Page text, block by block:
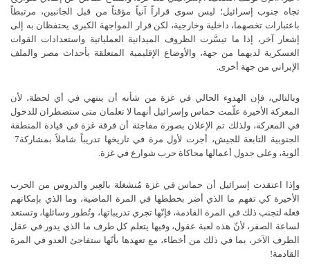
تجاه جنوب إسرائيل؛ ليس سوى قراراً آنياً مؤقتاً من قبل الجانبين، مرتبطاً
باعتبارات تخصهما، داخلية وخارجية، لكن قرار المواجهة الكبرى يحتفظان به إلى
إشعار
آخر، إذا ما تيسَّرت الظروف الميدانية العملياتية واستعدادات القوات
العسكرية لديهما من جهة، والأوضاع الإقليمية المتعلقة بأحداث مصر
والملف
الإيراني من جهة أخرى
وبالتالي، فإن الهدوء الحالي في غزة من شأنه أن ينتهي في أي لحظة، لأن
المعركة الأخيرة علّمت حماس وإسرائيل أنهما لا تعلمان متى ستضطران للدخول
في
المعركة، ولذلك تم الإعلان بصورة مفاجئة أن فرقة غزة في قيادة
المنطقة
الجنوبية
التابعة للجيش، أجرت لأول مرة في تاريخها تدريباً شاملاً بمشاركة7
ألوية، وعلى جدول أعمالها محاكاة حرب شوارع في غزة.
وإذا اعتقدت إسرائيل أن حماس في غزة مُنشغلة بالعِبر والدروس من
الحرب
الأخيرة كي تفهم ما الذي أضر بخططها في المرة الماضية، وما الذي بإمكانهم
فعله لتجنب ذلك في المرة القادمة، فإنّها تجري تدريباتها، وتُطور وسائلها، وتستعد
لساعة
الصفر، لأنّ هذه لعبة عقول، وفيها يتعلم كل طرف ما الذي يدور في عقل
الطرف
الآخر، بما في ذلك من أخطاء، مع تعهدها بأنّها ستفاجئ العدو في
المرة
القادمة!